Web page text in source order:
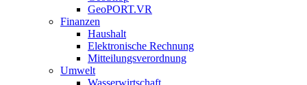
GeoPORT.VR
Finanzen
Haushalt
Elektronische Rechnung
Mitteilungsverordnung
Umwelt
Wasserwirtschaft